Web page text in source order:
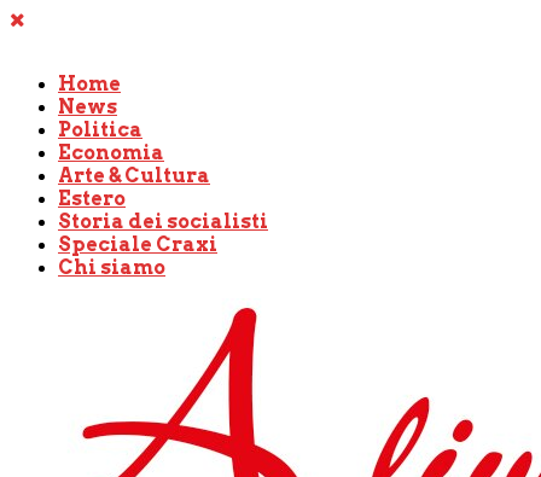
Home
News
Politica
Economia
Arte & Cultura
Estero
Storia dei socialisti
Speciale Craxi
Chi siamo